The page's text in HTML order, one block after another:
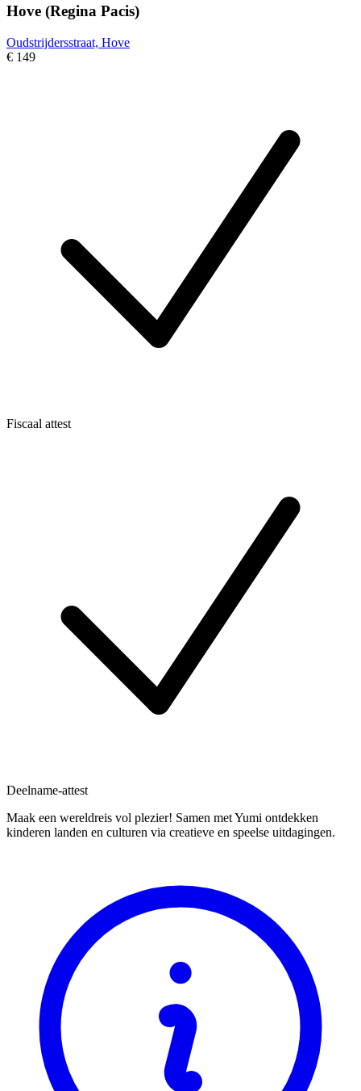
Hove (Regina Pacis)
Oudstrijdersstraat, Hove
€ 149
Fiscaal attest
Deelname-attest
Maak een wereldreis vol plezier! Samen met Yumi ontdekken
kinderen landen en culturen via creatieve en speelse uitdagingen.